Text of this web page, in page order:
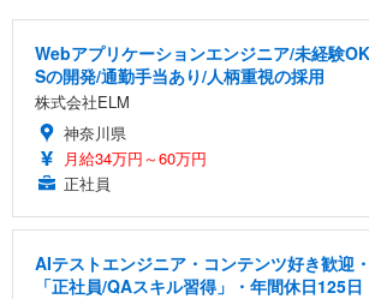
Webアプリケーションエンジニア/未経験
Sの開発/通勤手当あり/人柄重視の採用
株式会社ELM
神奈川県
月給34万円～60万円
正社員
AIテストエンジニア・コンテンツ好き歓迎
「正社員/QAスキル習得」・年間休日125